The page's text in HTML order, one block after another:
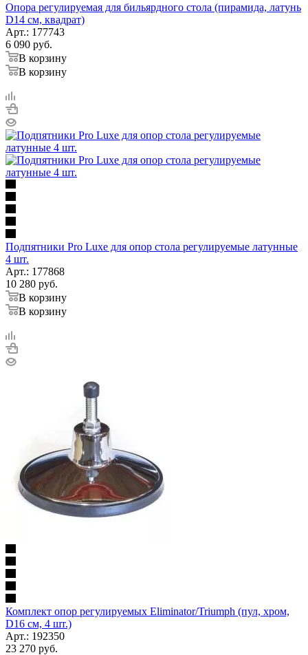
Опора регулируемая для бильярдного стола (пирамида, латунь
D14 см, квадрат)
Арт.: 177743
6 090 руб.
В корзину
В корзину
Подпятники Pro Luxe для опор стола регулируемые латунные
4 шт.
Арт.: 177868
10 280 руб.
В корзину
В корзину
Комплект опор регулируемых Eliminator/Triumph (пул, хром,
D16 см, 4 шт.)
Арт.: 192350
23 270 руб.